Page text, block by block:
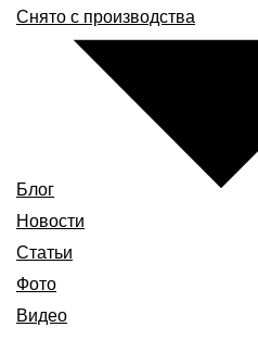
Снято с производства
Блог
Новости
Статьи
Фото
Видео